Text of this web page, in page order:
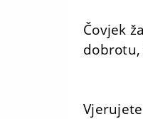
Čovjek
dobrotu,